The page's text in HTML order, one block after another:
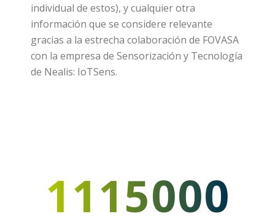
individual de estos), y cualquier otra
información que se considere relevante
gracias a la estrecha colaboración de FOVASA
con la empresa de Sensorización y Tecnología
de Nealis: IoTSens.
1115000